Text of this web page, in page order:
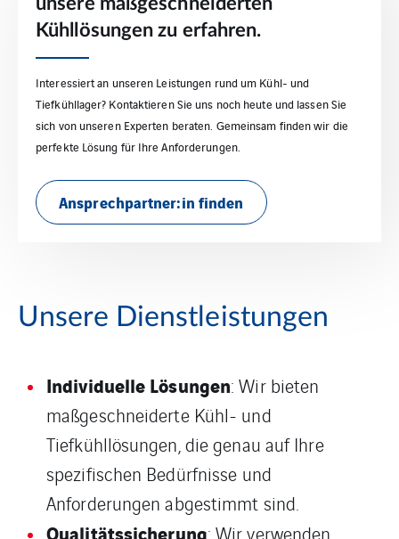
Kühllösungen zu erfahren.
Interessiert an unseren Leistungen rund um Kühl- und
Tiefkühllager? Kontaktieren Sie uns noch heute und lassen Sie
sich von unseren Experten beraten. Gemeinsam finden wir die
perfekte Lösung für Ihre Anforderungen.
Ansprechpartner:in finden
Unsere Dienstleistungen
Individuelle Lösungen: Wir bieten
maßgeschneiderte Kühl- und
Tiefkühllösungen, die genau auf Ihre
spezifischen Bedürfnisse und
Anforderungen abgestimmt sind.
Qualitätssicherung: Wir verwenden